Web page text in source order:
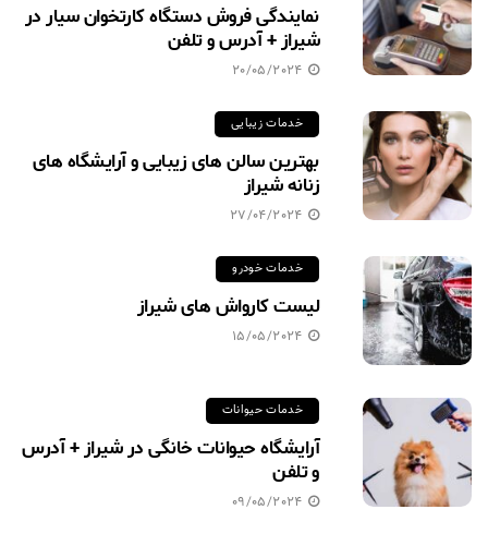
نمایندگی فروش دستگاه کارتخوان سیار در
شیراز + آدرس و تلفن
20/05/2024
خدمات زیبایی
بهترین سالن های زیبایی و آرایشگاه های
زنانه شیراز
27/04/2024
خدمات خودرو
لیست کارواش های شیراز
15/05/2024
خدمات حیوانات
آرایشگاه حیوانات خانگی در شیراز + آدرس
و تلفن
09/05/2024